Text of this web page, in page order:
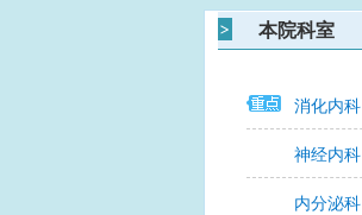
本院科室
消化内科
神经内科
内分泌科